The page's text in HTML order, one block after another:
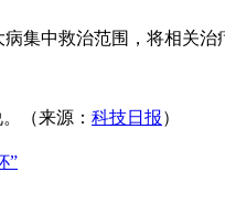
集中救治范围，将相关
（来源： 科技日报）
”